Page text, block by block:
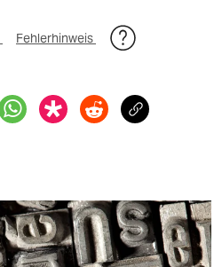
Fehlerhinweis